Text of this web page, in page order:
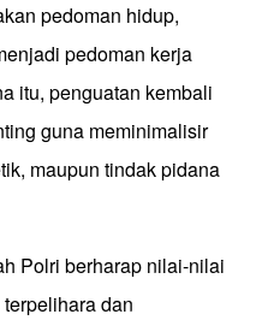
pedoman hidup,
pedoman kerja
itu, penguatan kembali
guna meminimalisir
maupun tindak pidana
Polri berharap nilai-nilai
dan